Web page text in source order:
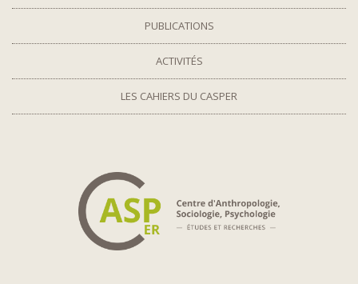
PUBLICATIONS
ACTIVITÉS
LES CAHIERS DU CASPER